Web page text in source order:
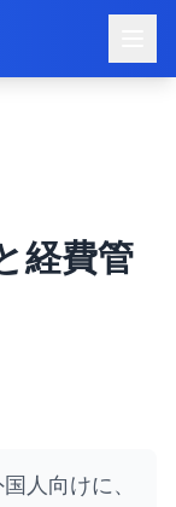
経費管
人向けに、